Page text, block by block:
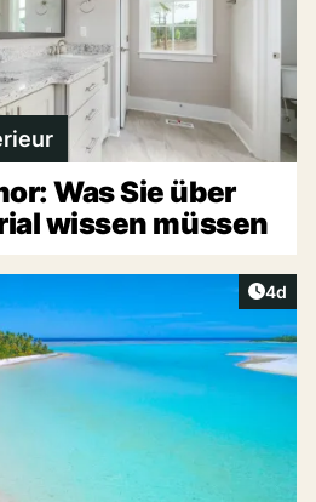
Was Sie über
wissen müssen
4d